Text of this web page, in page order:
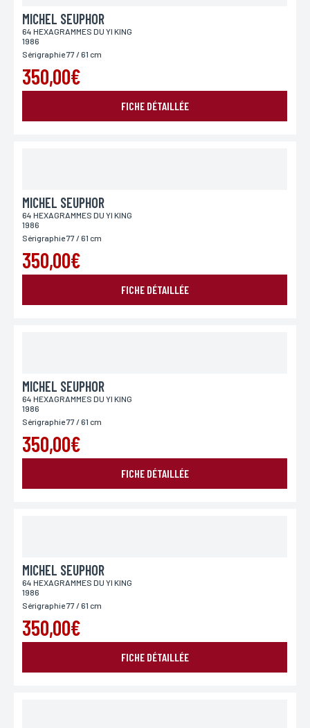
ENVOYER MA DEMANDE
MICHEL SEUPHOR
64 HEXAGRAMMES DU YI KING
1986
Sérigraphie 77 / 61 cm
350,00€
FICHE DÉTAILLÉE
MICHEL SEUPHOR
64 HEXAGRAMMES DU YI KING
1986
Sérigraphie 77 / 61 cm
350,00€
FICHE DÉTAILLÉE
MICHEL SEUPHOR
64 HEXAGRAMMES DU YI KING
1986
Sérigraphie 77 / 61 cm
350,00€
FICHE DÉTAILLÉE
MICHEL SEUPHOR
64 HEXAGRAMMES DU YI KING
1986
Sérigraphie 77 / 61 cm
350,00€
FICHE DÉTAILLÉE